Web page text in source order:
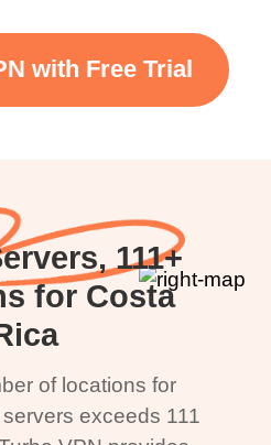
with Free Trial
111+
for Costa
of locations for
exceeds 111